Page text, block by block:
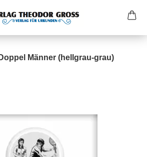
Männer (hellgrau-grau)